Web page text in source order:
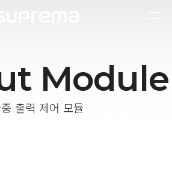
Module
출력 제어 모듈